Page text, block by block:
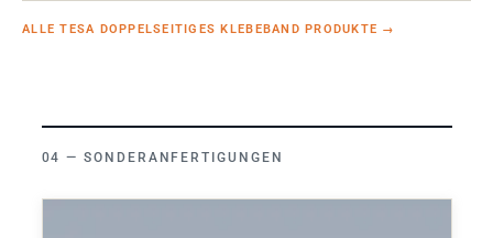
ALLE TESA DOPPELSEITIGES KLEBEBAND PRODUKTE →
SONDERANFERTIGUNGEN